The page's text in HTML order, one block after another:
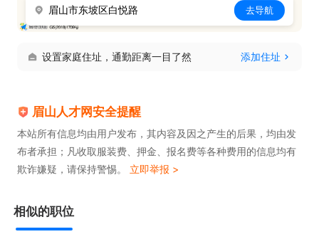
眉山市东坡区白悦路 去导航
设置家庭住址，通勤距离一目了然 添加住址
眉山人才网安全提醒
本站所有信息均由用户发布，其内容及因之产生的后果，均由发
布者承担；凡收取服装费、押金、报名费等各种费用的信息均有
欺诈嫌疑，请保持警惕。 立即举报 >
相似的职位